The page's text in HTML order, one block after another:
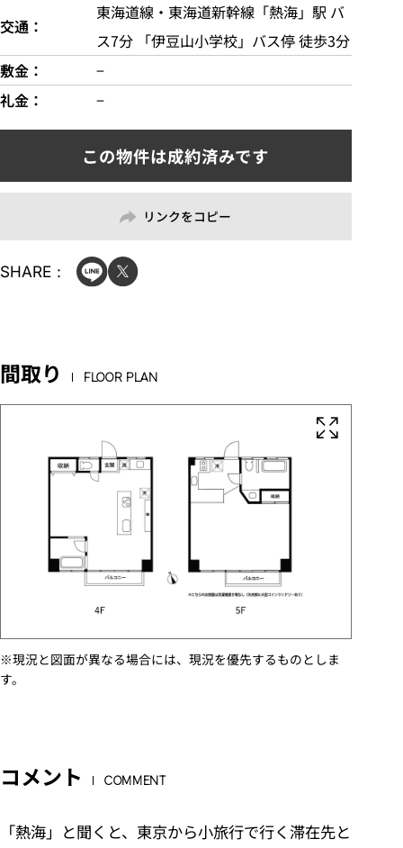
交通
東海道線・東海道新幹線「熱海」駅 バ
ス7分 「伊豆山小学校」バス停 徒歩3分
敷金
−
礼金
−
リンクをコピー
SHARE：
間取り FLOOR PLAN
※現況と図面が異なる場合には、現況を優先するものとしま
す。
コメント COMMENT
「熱海」と聞くと、東京から小旅行で行く滞在先と